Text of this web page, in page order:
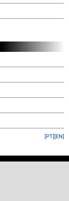
[EN]
[PT]